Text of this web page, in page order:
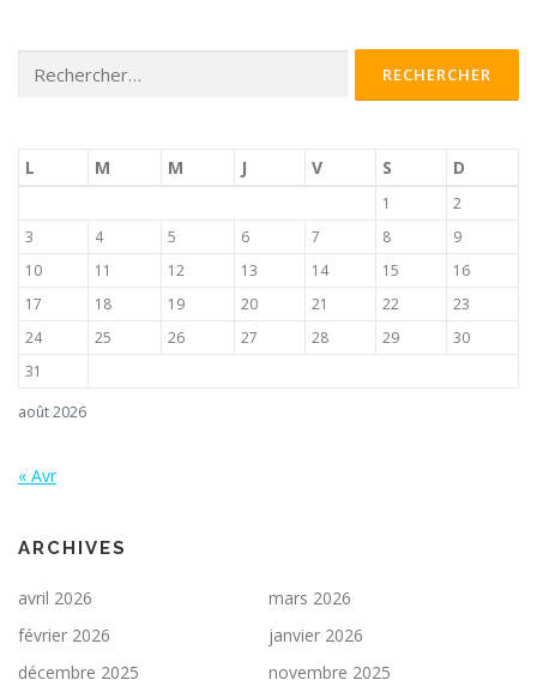
août 2026
L M M J V S D
1
2
3
4 5 6 7 8
9
10
11 12 13 14 15
16
17
18 19 20 21 22
23
24
25 26 27 28 29
30
31
« Avr
ARCHIVES
avril 2026
mars 2026
février 2026
janvier 2026
décembre 2025
novembre 2025